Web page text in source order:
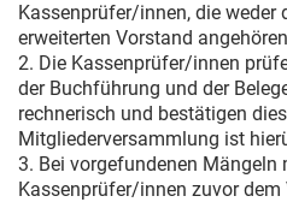
Kassenprüfer/innen, die weder
erweiterten Vorstand
2. Die Kassenprüfer/innen
der Buchführung und der
rechnerisch und bestätigen
Mitgliederversammlung ist
3. Bei vorgefundenen Mängeln
Kassenprüfer/innen zuvor dem